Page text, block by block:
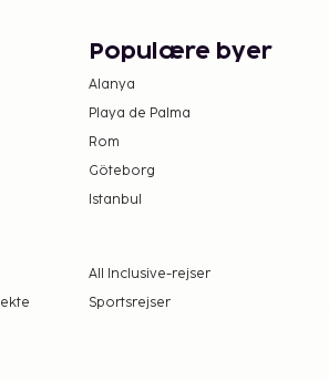
Populære byer
Alanya
Playa de Palma
Rom
Göteborg
Istanbul
All Inclusive-rejser
Sportsrejser